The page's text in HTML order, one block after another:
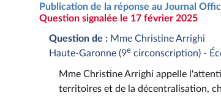
Publication de la réponse au Journal
Question signalée le 17 février 2025
Question de : Mme Christine Arrighi
Haute-Garonne (9e circonscription) -
Mme Christine Arrighi appelle
territoires et de la décentralisation,